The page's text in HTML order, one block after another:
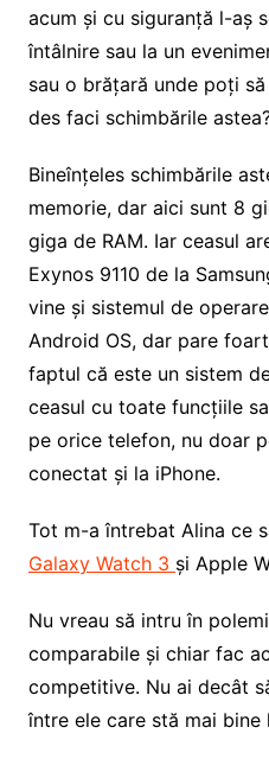
acum și cu siguranță l-aș
întâlnire sau la un
sau o brățară unde poți
des faci schimbările
Bineînțeles schimbările
memorie, dar aici sunt 8
giga de RAM. Iar ceasul
Exynos 9110 de la
vine și sistemul de
Android OS, dar pare
faptul că este un sistem
ceasul cu toate funcțiile
pe orice telefon, nu doar
conectat și la iPhone.
Tot m-a întrebat Alina ce
Galaxy Watch 3 și Apple
Nu vreau să intru în
comparabile și chiar fac
competitive. Nu ai decât
între ele care stă mai bine